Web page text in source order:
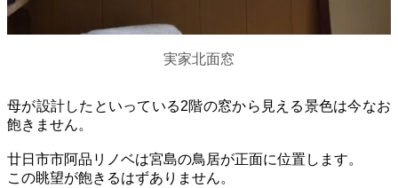
実家北面窓
母が設計したといっている2階の窓から見える景色は今なお
飽きません。
廿日市市阿品リノベは宮島の鳥居が正面に位置します。
この眺望が飽きるはずありません。